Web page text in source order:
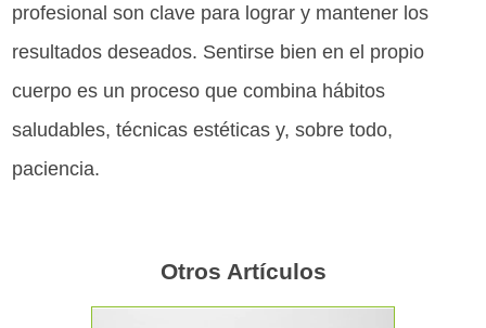
profesional son clave para lograr y mantener los
resultados deseados. Sentirse bien en el propio
cuerpo es un proceso que combina hábitos
saludables, técnicas estéticas y, sobre todo,
paciencia.
Otros Artículos